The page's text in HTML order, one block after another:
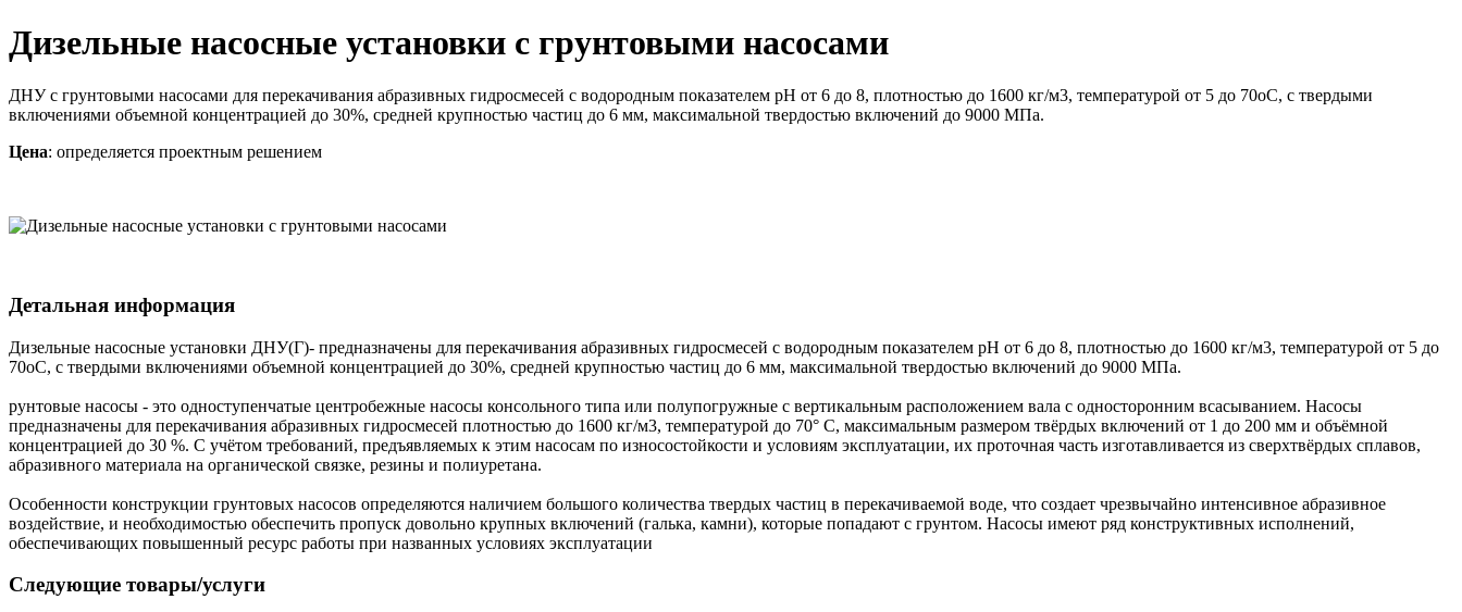
Дизельные насосные установки с грунтовыми насосами
ДНУ с грунтовыми насосами для перекачивания абразивных гидросмесей с водородным показателем рН от 6 до 8, плотностью до 1600 кг/м3, температурой от 5 до 70оС, с твердыми
включениями объемной концентрацией до 30%, средней крупностью частиц до 6 мм, максимальной твердостью включений до 9000 МПа.
Цена: определяется проектным решением
Детальная информация
Дизельные насосные установки ДНУ(Г)- предназначены для перекачивания абразивных гидросмесей с водородным показателем рН от 6 до 8, плотностью до 1600 кг/м3, температурой от 5 до
70оС, с твердыми включениями объемной концентрацией до 30%, средней крупностью частиц до 6 мм, максимальной твердостью включений до 9000 МПа.
рунтовые насосы - это одноступенчатые центробежные насосы консольного типа или полупогружные с вертикальным расположением вала с односторонним всасыванием. Насосы
предназначены для перекачивания абразивных гидросмесей плотностью до 1600 кг/м3, температурой до 70° С, максимальным размером твёрдых включений от 1 до 200 мм и объёмной
концентрацией до 30 %. С учётом требований, предъявляемых к этим насосам по износостойкости и условиям эксплуатации, их проточная часть изготавливается из сверхтвёрдых сплавов,
абразивного материала на органической связке, резины и полиуретана.
Особенности конструкции грунтовых насосов определяются наличием большого количества твердых частиц в перекачиваемой воде, что создает чрезвычайно интенсивное абразивное
воздействие, и необходимостью обеспечить пропуск довольно крупных включений (галька, камни), которые попадают с грунтом. Насосы имеют ряд конструктивных исполнений,
обеспечивающих повышенный ресурс работы при названных условиях эксплуатации
Следующие товары/услуги